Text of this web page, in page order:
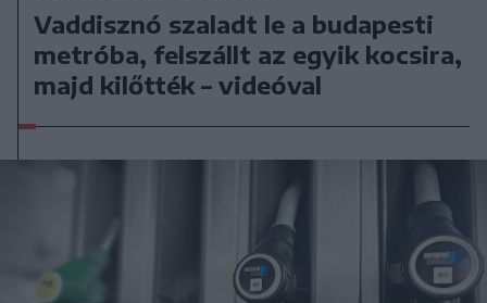
Vaddisznó szaladt le a budapesti
metróba, felszállt az egyik kocsira,
majd kilőtték – videóval